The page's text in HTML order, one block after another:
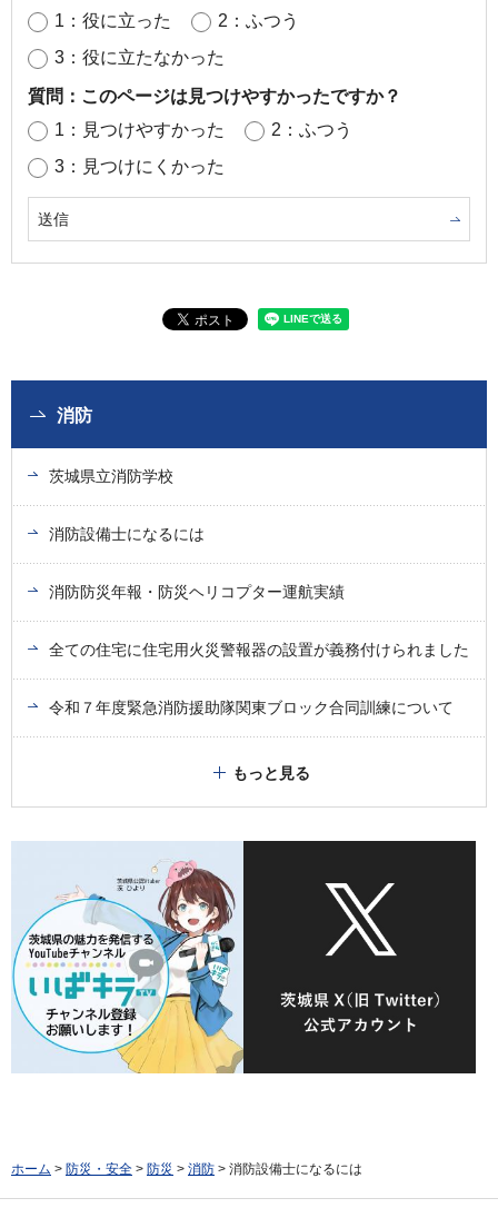
1：役に立った
2：ふつう
3：役に立たなかった
質問：このページは見つけやすかったですか？
1：見つけやすかった
2：ふつう
3：見つけにくかった
消防
茨城県立消防学校
消防設備士になるには
消防防災年報・防災ヘリコプター運航実績
全ての住宅に住宅用火災警報器の設置が義務付けられました
令和７年度緊急消防援助隊関東ブロック合同訓練について
もっと見る
ホーム > 防災・安全 > 防災 > 消防 > 消防設備士になるには